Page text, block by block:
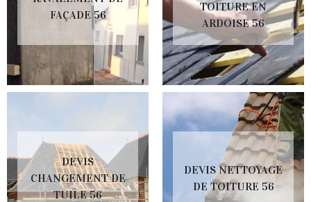
FAÇADE 56
TOITURE EN
ARDOISE 56
DEVIS
CHANGEMENT DE
TUILE 56
DEVIS NETTOYAGE
DE TOITURE 56